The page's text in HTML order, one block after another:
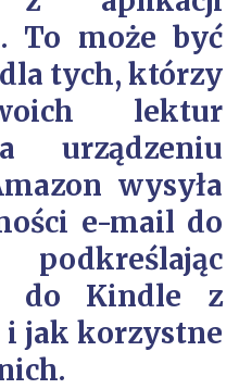
To może być
tych, którzy
lektur
urządzeniu
wysyła
e-mail do
podkreślając
do Kindle z
i jak korzystne